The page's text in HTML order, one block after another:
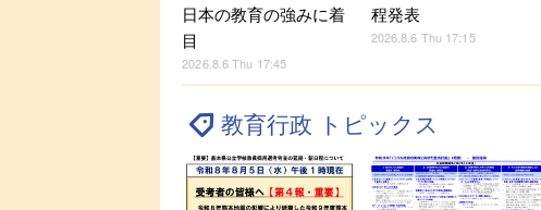
日本の教育の強みに着
目
2026.8.6 Thu 17:45
程発表
2026.8.6 Thu 17:15
教育行政 トピックス